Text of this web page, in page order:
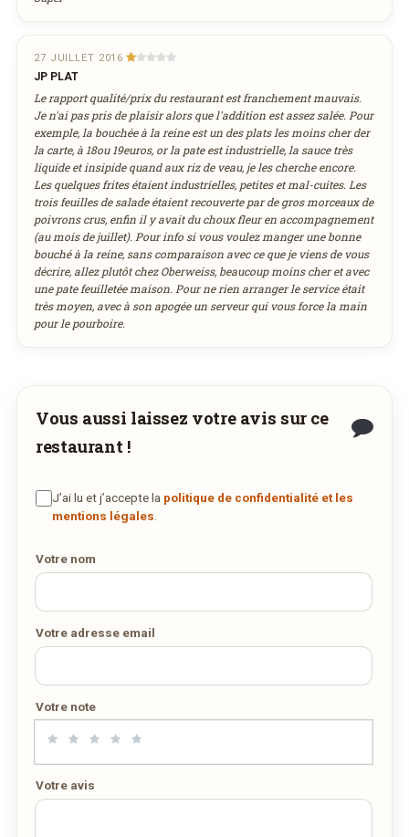
Votre numéro de téléphone
Remarque éventuelle
27 JUILLET 2016
JP PLAT
Le rapport qualité/prix du restaurant est franchement mauvais.
Je n'ai pas pris de plaisir alors que l'addition est assez salée. Pour
exemple, la bouchée à la reine est un des plats les moins cher der
la carte, à 18ou 19euros, or la pate est industrielle, la sauce très
liquide et insipide quand aux riz de veau, je les cherche encore.
Les quelques frites étaient industrielles, petites et mal-cuites. Les
trois feuilles de salade étaient recouverte par de gros morceaux de
poivrons crus, enfin il y avait du choux fleur en accompagnement
(au mois de juillet). Pour info si vous voulez manger une bonne
bouché à la reine, sans comparaison avec ce que je viens de vous
décrire, allez plutôt chez Oberweiss, beaucoup moins cher et avec
une pate feuilletée maison. Pour ne rien arranger le service était
très moyen, avec à son apogée un serveur qui vous force la main
pour le pourboire.
Vous aussi laissez votre avis sur ce
restaurant !
J’ai lu et j’accepte la politique de confidentialité et les
mentions légales
Votre nom
Votre adresse email
Votre note
Votre avis